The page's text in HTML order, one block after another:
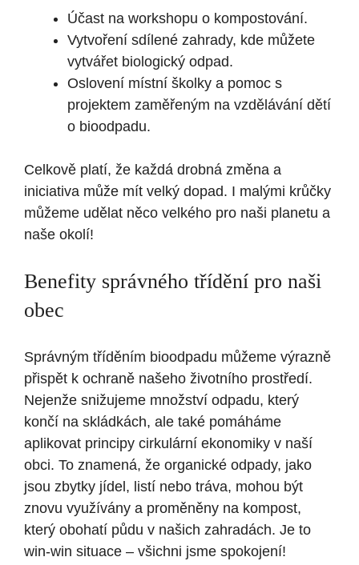
Účast na workshopu o kompostování.
Vytvoření sdílené zahrady, kde můžete
vytvářet biologický odpad.
Oslovení místní školky a pomoc s
projektem zaměřeným na vzdělávání dětí
o bioodpadu.
Celkově platí, že každá drobná změna a
iniciativa může mít velký dopad. I malými krůčky
můžeme udělat něco velkého pro naši planetu a
naše okolí!
Benefity správného třídění pro naši
obec
Správným tříděním bioodpadu můžeme výrazně
přispět k ochraně našeho životního prostředí.
Nejenže snižujeme množství odpadu, který
končí na skládkách, ale také pomáháme
aplikovat principy cirkulární ekonomiky v naší
obci. To znamená, že organické odpady, jako
jsou zbytky jídel, listí nebo tráva, mohou být
znovu využívány a proměněny na kompost,
který obohatí půdu v našich zahradách. Je to
win-win situace – všichni jsme spokojení!